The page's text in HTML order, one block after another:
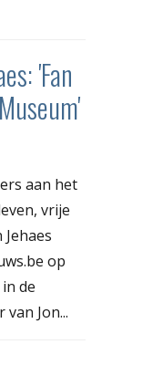
'Fan
aan het
vrije
op
de
Jon...